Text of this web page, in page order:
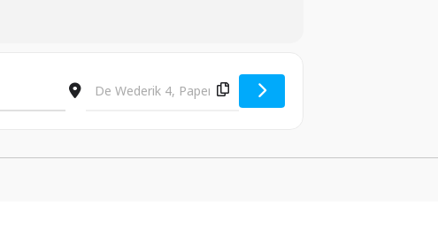
Destination Address - Training Trevally Administrator